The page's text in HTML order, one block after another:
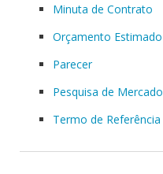
Minuta de Contrato
Orçamento Estimado
Parecer
Pesquisa de Mercado
Termo de Referência